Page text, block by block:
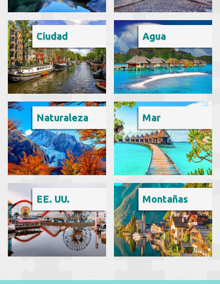
Ciudad Agua
Naturaleza Mar
EE. UU. Montañas